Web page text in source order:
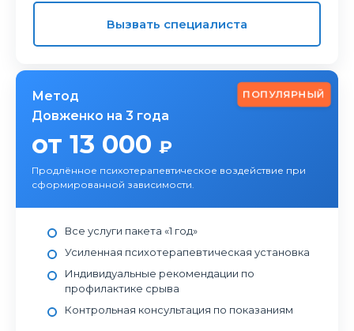
Вызвать специалиста
ПОПУЛЯРНЫЙ
Метод
Довженко на 3 года
от 13 000 ₽
Продлённое психотерапевтическое воздействие при
сформированной зависимости.
Все услуги пакета «1 год»
Усиленная психотерапевтическая установка
Индивидуальные рекомендации по
профилактике срыва
Контрольная консультация по показаниям